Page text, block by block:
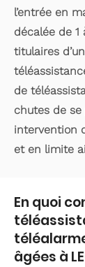
l’entrée en
décalée de 1
titulaires
de
chutes de
intervention
et en limite
En quoi
âgées à